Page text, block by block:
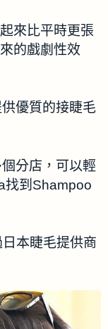
來比平時更張
的戲劇性效
優質的接睫毛
分店，可以輕
找到Shampoo
本睫毛提供商